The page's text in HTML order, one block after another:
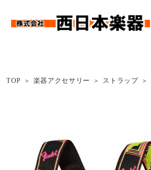
TOP 楽器アクセサリー ストラップ